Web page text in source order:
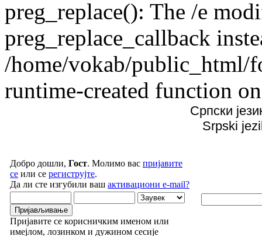
preg_replace(): The /e
preg_replace_callback
/home/vokab/public_html/
runtime-created function
Српски
Srpski
Добро дошли, Гост. Молимо вас пријавите
се или се региструјте.
Да ли сте изгубили ваш активациони e-mail?
Пријавите се корисничким именом или
имејлом, лозинком и дужином сесије